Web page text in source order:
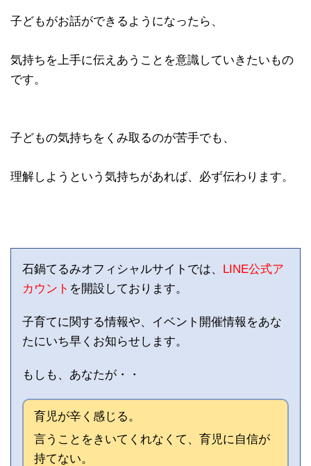
子どもがお話ができるようになったら、
気持ちを上手に伝えあうことを意識していきたいもの
です。
子どもの気持ちをくみ取るのが苦手でも、
理解しようという気持ちがあれば、必ず伝わります。
石鍋てるみオフィシャルサイトでは、 LINE公式ア
カウント を開設しております。
子育てに関する情報や、イベント開催情報をあな
たにいち早くお知らせします。
もしも、あなたが・・
育児が辛く感じる。
言うことをきいてくれなくて、育児に自信が
持てない。